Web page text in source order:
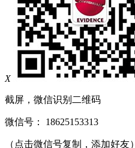
X
截屏，微信识别二维码
微信号： 18625153313
（点击微信号复制，添加好友）